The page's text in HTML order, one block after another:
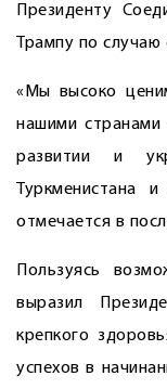
Президенту
Трампу по
«Мы высоко
нашими
развитии и
Туркменистана
отмечается в
Пользуясь
выразил
крепкого
успехов в